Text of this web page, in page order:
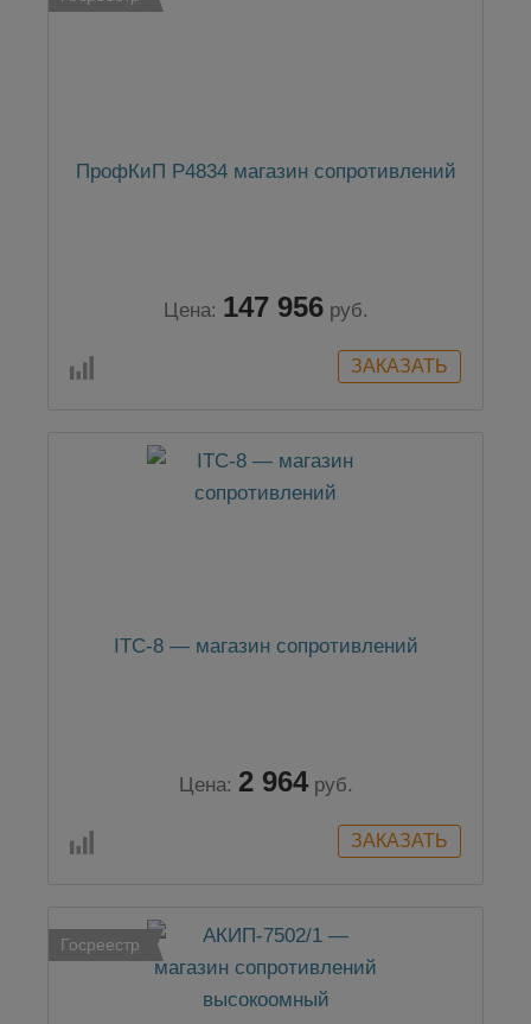
ПрофКиП Р4834 магазин сопротивлений
Цена: 147 956 руб.
ITC-8 — магазин сопротивлений
Цена: 2 964 руб.
Госреестр